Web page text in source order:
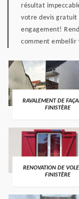
résultat
votre devis gratuit
engagement!
comment
RAVALEMENT DE
FINISTÈRE
RENOVATION DE
FINISTÈRE